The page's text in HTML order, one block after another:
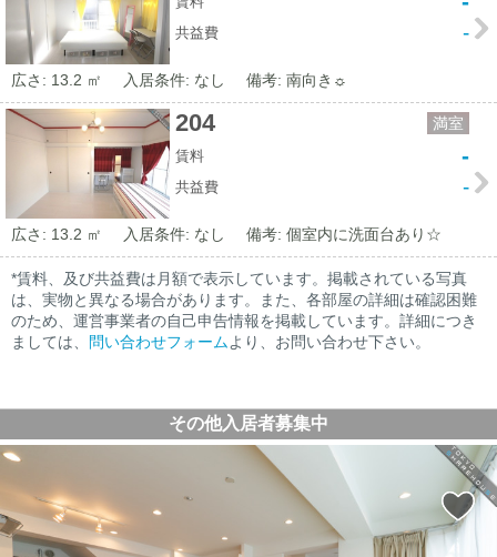
共益費 -
広さ: 13.2 ㎡ 入居条件: なし 備考: 南向き☼
204 満室
賃料 -
共益費 -
広さ: 13.2 ㎡ 入居条件: なし 備考: 個室内に洗面台あり☆
*賃料、及び共益費は月額で表示しています。掲載されている写真
は、実物と異なる場合があります。また、各部屋の詳細は確認困難
のため、運営事業者の自己申告情報を掲載しています。詳細につき
ましては、
問い合わせフォームより、お問い合わせ下さい。
その他入居者募集中